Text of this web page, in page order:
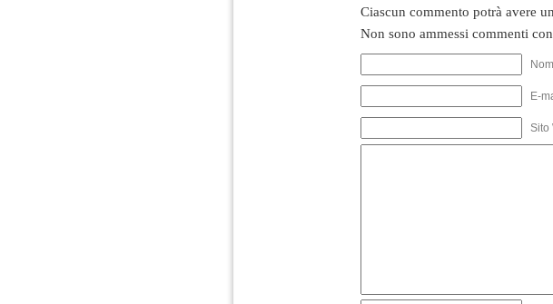
Ciascun commento potrà avere
Non sono ammessi commenti
E-
Sito